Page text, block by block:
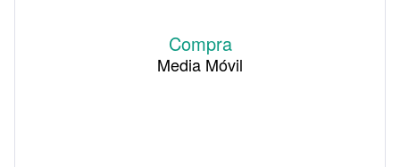
Compra
Media Móvil